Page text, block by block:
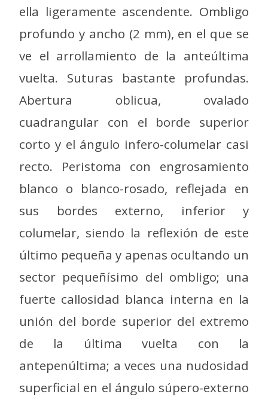
ella ligeramente ascendente. Ombligo
profundo y ancho (2 mm), en el que se
ve el arrollamiento de la anteúltima
vuelta. Suturas bastante profundas.
Abertura oblicua, ovalado
cuadrangular con el borde superior
corto y el ángulo infero-columelar casi
recto. Peristoma con engrosamiento
blanco o blanco-rosado, reflejada en
sus bordes externo, inferior y
columelar, siendo la reflexión de este
último pequeña y apenas ocultando un
sector pequeñísimo del ombligo; una
fuerte callosidad blanca interna en la
unión del borde superior del extremo
de la última vuelta con la
antepenúltima; a veces una nudosidad
superficial en el ángulo súpero-externo